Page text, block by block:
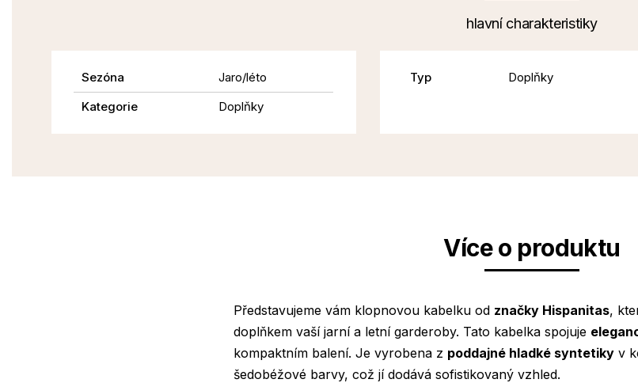
hlavní charakteristiky
Sezóna
Jaro/léto
Kategorie
Doplňky
Typ Doplňky
Více o produktu
Představujeme vám klopnovou kabelku od značky Hispanitas,
doplňkem vaší jarní a letní garderoby. Tato kabelka spojuje
kompaktním balení. Je vyrobena z poddajné hladké syntetiky v
šedobéžové barvy, což jí dodává sofistikovaný vzhled.